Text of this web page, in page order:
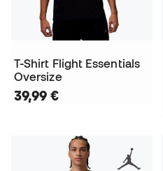
T-Shirt Flight Essentials
Oversize
39,99 €